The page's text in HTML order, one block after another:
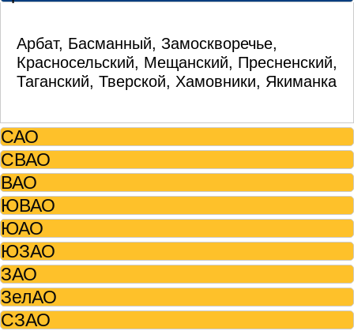
Арбат, Басманный, Замоскворечье,
Красносельский, Мещанский, Пресненский,
Таганский, Тверской, Хамовники, Якиманка
САО
СВАО
ВАО
ЮВАО
ЮАО
ЮЗАО
ЗАО
ЗелАО
СЗАО